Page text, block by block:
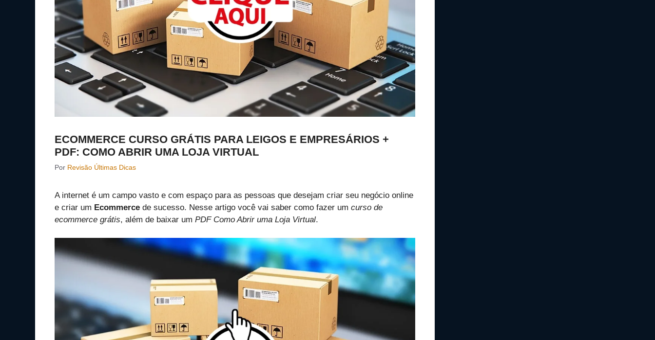
ECOMMERCE CURSO GRÁTIS PARA LEIGOS E EMPRESÁRIOS +
PDF: COMO ABRIR UMA LOJA VIRTUAL
Por Revisão Últimas Dicas
A internet é um campo vasto e com espaço para as pessoas que desejam criar seu negócio online
e criar um Ecommerce de sucesso. Nesse artigo você vai saber como fazer um curso de
ecommerce grátis, além de baixar um PDF Como Abrir uma Loja Virtual.